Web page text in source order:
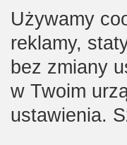
Używamy
reklamy,
bez zmiany
w Twoim
ustawienia.